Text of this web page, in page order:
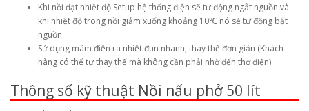
Khi nồi đạt nhiệt độ Setup hệ thống điện sẽ tự động ngắt nguồn và
khi nhiệt độ trong nồi giảm xuống khoảng 10℃ nó sẽ tự động bật
nguồn.
Sử dụng mâm điện ra nhiệt đun nhanh, thay thế đơn giản (Khách
hàng có thể tự thay thế mà không cần phải nhờ đến thợ điện).
Thông số kỹ thuật Nồi nấu phở 50 lít